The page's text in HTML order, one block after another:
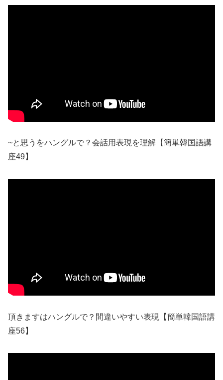
~と思うをハングルで？会話用表現を理解【簡単韓国語講
座49】
頂きますはハングルで？間違いやすい表現【簡単韓国語講
座56】